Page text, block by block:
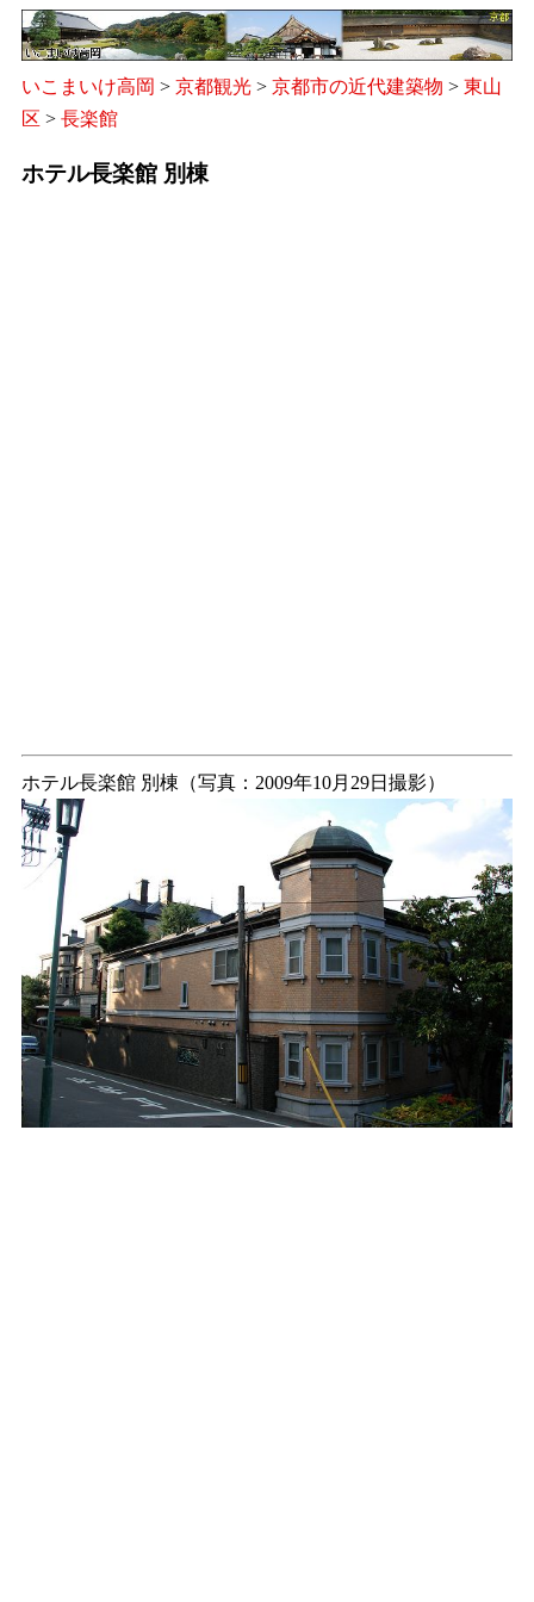
いこまいけ高岡 > 京都観光 > 京都市の近代建築物 > 東山
区 > 長楽館
ホテル長楽館 別棟
ホテル長楽館 別棟（写真：2009年10月29日撮影）